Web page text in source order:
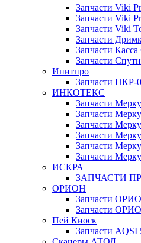
Запчасти Viki
Запчасти Viki
Запчасти Viki
Запчасти
Запчасти
Запчасти
Инитпро
Запчасти НКР-
ИНКОТЕКС
Запчасти
Запчасти
Запчасти
Запчасти
Запчасти
Запчасти
ИСКРА
ЗАПЧАСТИ
ОРИОН
Запчасти
Запчасти
Пей Киоск
Запчасти